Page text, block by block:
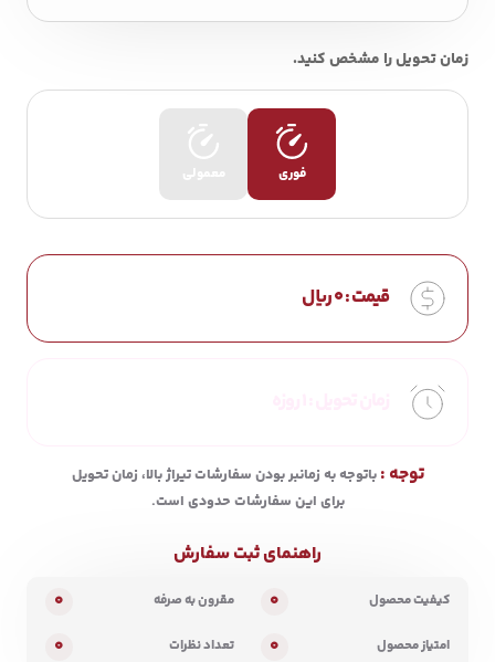
زمان تحویل را مشخص کنید.
فوری
قیمت :0ریال
توجه :باتوجه به زمانبر بودن سفارشات تیراژ بالا، زمان تحویل
برای این سفارشات حدودی است.
راهنمای ثبت سفارش
کیفیت محصول 0 مقرون به صرفه 0
امتیاز محصول 0 تعداد نظرات 0